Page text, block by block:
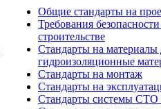
Общие стандарты на
Требования
строительстве
Стандарты на материалы
гидроизоляционные
Стандарты на монтаж
Стандарты на
Стандарты системы